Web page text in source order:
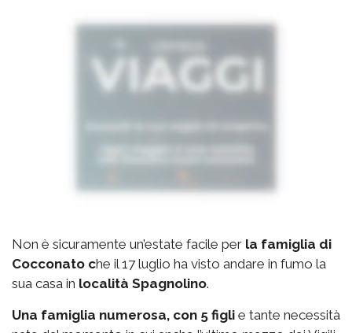
Non è sicuramente un’estate facile per la famiglia di
Cocconato che il 17 luglio ha visto andare in fumo la
sua casa in località Spagnolino.
Una famiglia numerosa, con 5 figli e tante necessità